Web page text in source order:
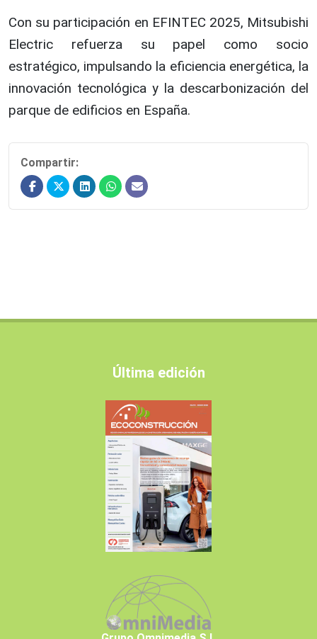
Con su participación en EFINTEC 2025, Mitsubishi
Electric refuerza su papel como socio
estratégico, impulsando la eficiencia energética, la
innovación tecnológica y la descarbonización del
parque de edificios en España.
Compartir:
Última edición